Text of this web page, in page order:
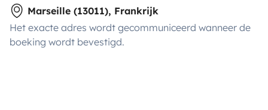
Marseille (13011), Frankrijk
Het exacte adres wordt gecommuniceerd wanneer de
boeking wordt bevestigd.